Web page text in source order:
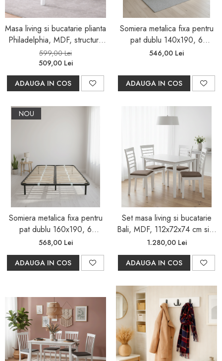
Masa living si bucatarie plianta
Philadelphia, MDF, structura
lemn masiv, rotunda, 4
persoane, 55/90 x 90 x 74,8
cm, alb
599,00 Lei
509,00 Lei
ADAUGA IN COS
Somiera metalica fixa pentru
pat dublu 140x190, 6
picioare, 30 lamele lemn fag,
ferm, negru
546,00 Lei
ADAUGA IN COS
NOU
Somiera metalica fixa pentru
pat dublu 160x190, 6
picioare, 30 lamele lemn fag,
benzi textile, suport saltea
ferm, negru
568,00 Lei
ADAUGA IN COS
Set masa living si bucatarie
Bali, MDF, 112x72x74 cm si 4
scaune Montreal, lemn masiv,
tapiterie stofa, 100 kg, alb
1.280,00 Lei
ADAUGA IN COS